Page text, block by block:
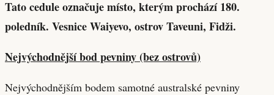
Tato cedule označuje místo, kterým prochází 180.
poledník. Vesnice Waiyevo, ostrov Taveuni, Fidži.
Nejvýchodnější bod pevniny (bez ostrovů)
Nejvýchodnějším bodem samotné australské pevniny